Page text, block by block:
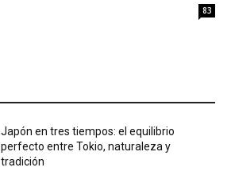
83
Japón en tres tiempos: el equilibrio
perfecto entre Tokio, naturaleza y
tradición